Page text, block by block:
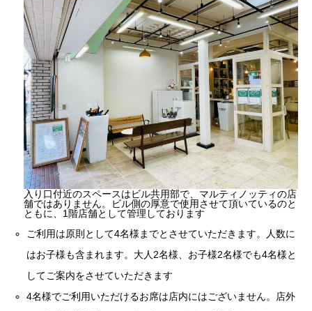
入り口付近のスペースはビル共用部で、マルティノッティの店
舗ではありません。ビル側の厚意で使用させて頂いているのと
ともに、1階店舗として管理しております
ご利用は原則として4名様までとさせていただきます。人数に
はお子様も含まれます。大人2名様、お子様2名様でも4名様と
してご案内をさせていただきます
4名様でご利用いただけるお席は店内にはございません。店外